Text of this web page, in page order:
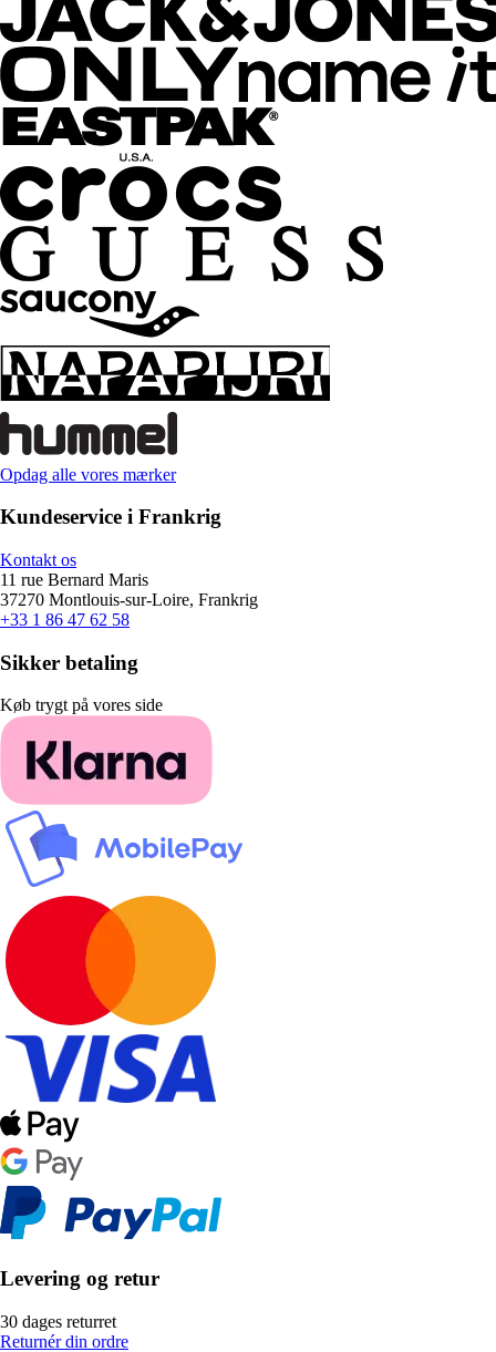
Opdag alle vores mærker
Kundeservice i Frankrig
Kontakt os
11 rue Bernard Maris
37270 Montlouis-sur-Loire, Frankrig
+33 1 86 47 62 58
Sikker betaling
Køb trygt på vores side
Levering og retur
30 dages returret
Returnér din ordre